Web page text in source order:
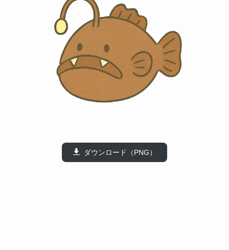
ダウンロード（PNG）